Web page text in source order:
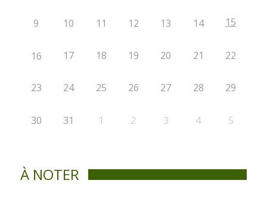
9 10 11 12 13 14 15
16 17 18 19 20 21 22
23 24 25 26 27 28 29
30 31 1 2 3 4 5
À NOTER